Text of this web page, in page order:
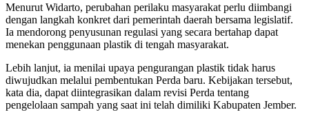
Menurut Widarto, perubahan perilaku masyarakat perlu diimbangi
dengan langkah konkret dari pemerintah daerah bersama legislatif.
Ia mendorong penyusunan regulasi yang secara bertahap dapat
menekan penggunaan plastik di tengah masyarakat.
Lebih lanjut, ia menilai upaya pengurangan plastik tidak harus
diwujudkan melalui pembentukan Perda baru. Kebijakan tersebut,
kata dia, dapat diintegrasikan dalam revisi Perda tentang
pengelolaan sampah yang saat ini telah dimiliki Kabupaten Jember.